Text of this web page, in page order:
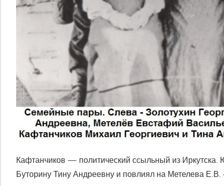
Кафтанчиков — политический ссыльный из
Буторину Тину Андреевну и повлиял на Метелева Е.В.